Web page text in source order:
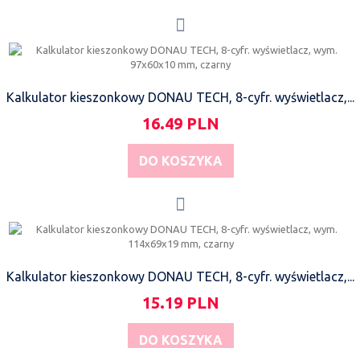
Kalkulator kieszonkowy DONAU TECH, 8-cyfr. wyświetlacz,...
16.49 PLN
DO KOSZYKA
Kalkulator kieszonkowy DONAU TECH, 8-cyfr. wyświetlacz,...
15.19 PLN
DO KOSZYKA